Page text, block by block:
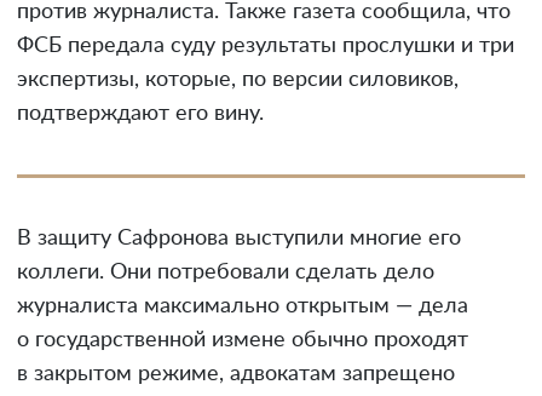
против журналиста. Также газета сообщила, что
ФСБ передала суду результаты прослушки и три
экспертизы, которые, по версии силовиков,
подтверждают его вину.
В защиту Сафронова выступили многие его
коллеги. Они потребовали сделать дело
журналиста максимально открытым — дела
о государственной измене обычно проходят
в закрытом режиме, адвокатам запрещено